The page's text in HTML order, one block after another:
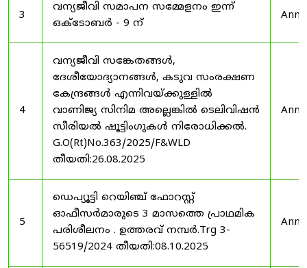
3
വന്യജീവി സമാപന സമ്മേളനം ഇന്ന്
ഒക്ടോബർ - 9 ന്
4
വന്യജീവി സങ്കേതങ്ങൾ,
ദേശീയോദ്യാനങ്ങൾ, കടുവ സംരക്ഷണ
കേന്ദ്രങ്ങൾ എന്നിവയ്ക്കുള്ളിൽ
വാണിജ്യ സിനിമ അല്ലെങ്കിൽ ടെലിവിഷൻ
സീരിയൽ ഷൂട്ടിംഗുകൾ നിരോധിക്കൽ.
G.O(Rt)No.363/2025/F&WLD
തീയതി:26.08.2025
5
ഡെപ്യൂട്ടി റെയിഞ്ച് ഫോറസ്റ്റ്
ഓഫീസർമാരുടെ 3 മാസത്തെ പ്രാഥമിക
പരിശീലനം . ഉത്തരവ് നമ്പർ.Trg 3-
56519/2024 തീയതി:08.10.2025